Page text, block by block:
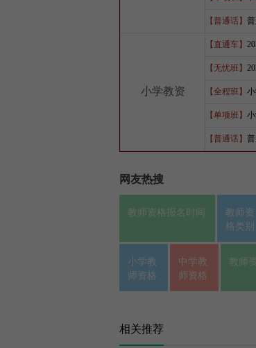
【普通话】
小学教资
【直通车】
【无忧班】
【全程班】
【单项班】
【普通话】
网友热搜
教师资格报名时间
教师资
格类别
小学教
师资格
中学教
师资格
教师
相关推荐